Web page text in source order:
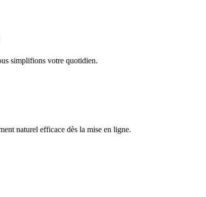
simplifions votre quotidien.
naturel efficace dès la mise en ligne.